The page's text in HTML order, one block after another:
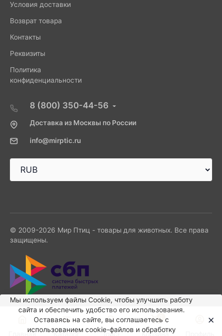
Условия доставки
Возврат товара
Контакты
Реквизиты
Политика
конфиденциальности
8 (800) 350-44-56
Доставка из Москвы по России
info@mirptic.ru
© 2009-2026 Мир Птиц - товары для животных. Все права
защищены.
Мы используем файлы Сookie, чтобы улучшить работу
сайта и обеспечить удобство его использования.
Оставаясь на сайте, вы соглашаетесь с
использованием cookie-файлов и обработку
Главная Каталог Поиск
0
Корзина